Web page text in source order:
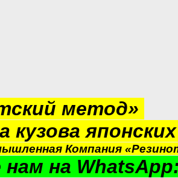
метод»
кузова
Компания
на